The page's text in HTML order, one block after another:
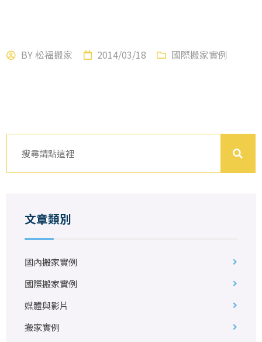
BY松福搬家 2014/03/18 國際搬家實例
文章類別
國內搬家實例
國際搬家實例
媒體與影片
搬家實例